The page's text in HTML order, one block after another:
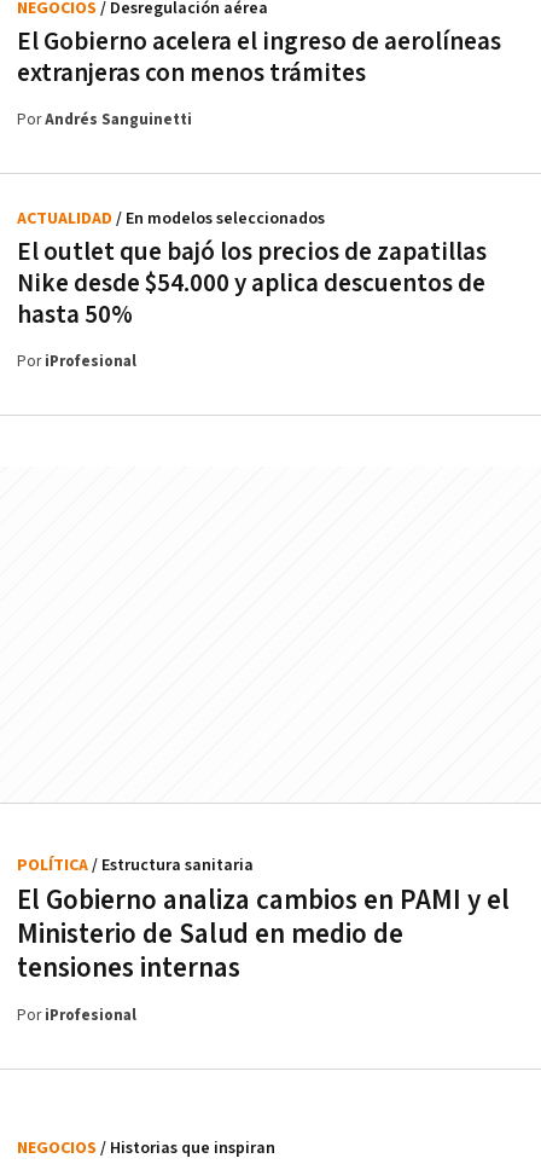
El Gobierno acelera el ingreso de aerolíneas
extranjeras con menos trámites
NEGOCIOS / Desregulación aérea
PorAndrés Sanguinetti
El outlet que bajó los precios de zapatillas
Nike desde $54.000 y aplica descuentos de
hasta 50%
ACTUALIDAD / En modelos seleccionados
PoriProfesional
El Gobierno analiza cambios en PAMI y el
Ministerio de Salud en medio de
tensiones internas
POLÍTICA/ Estructura sanitaria
PoriProfesional
NEGOCIOS / Historias que inspiran